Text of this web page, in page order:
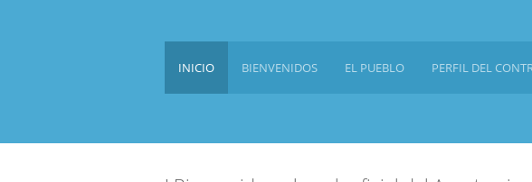
INICIO BIENVENIDOS EL PUEBLO PERFIL DEL